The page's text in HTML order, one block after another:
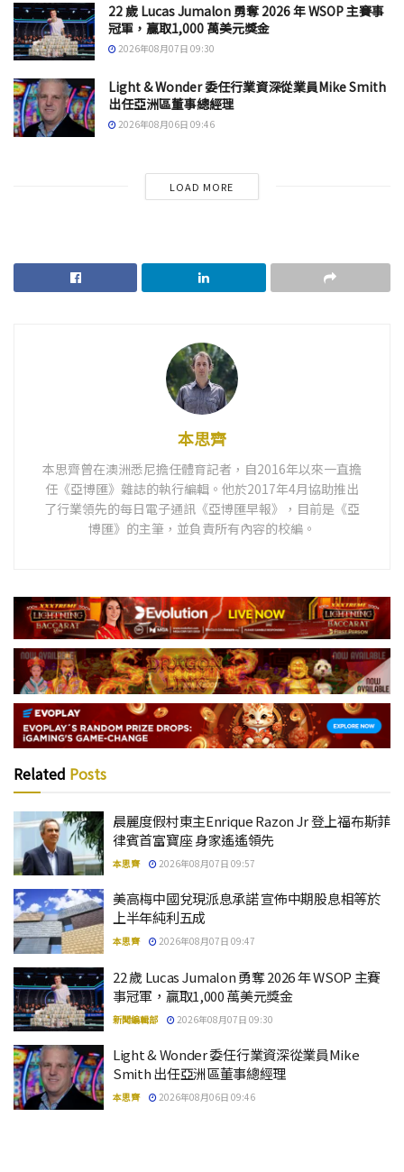
22 歲 Lucas Jumalon 勇奪 2026 年 WSOP 主賽事
冠軍，贏取1,000 萬美元獎金
2026年08月07日 09:30
Light & Wonder 委任行業資深從業員Mike Smith
出任亞洲區董事總經理
2026年08月06日 09:46
LOAD MORE
本思齊
本思齊曾在澳洲悉尼擔任體育記者，自2016年以來一直擔
任《亞博匯》雜誌的執行編輯。他於2017年4月協助推出
了行業領先的每日電子通訊《亞博匯早報》，目前是《亞
博匯》的主筆，並負責所有內容的校編。
Related Posts
晨麗度假村東主Enrique Razon Jr 登上福布斯菲
律賓首富寶座 身家遙遙領先
本思齊 2026年08月07日 09:57
美高梅中國兌現派息承諾 宣佈中期股息相等於
上半年純利五成
本思齊 2026年08月07日 09:47
22 歲 Lucas Jumalon 勇奪 2026 年 WSOP 主賽
事冠軍，贏取1,000 萬美元獎金
新聞編輯部 2026年08月07日 09:30
Light & Wonder 委任行業資深從業員Mike
Smith 出任亞洲區董事總經理
本思齊 2026年08月06日 09:46